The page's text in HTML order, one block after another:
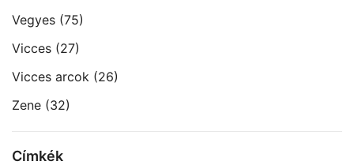
Vegyes (75)
Vicces (27)
Vicces arcok (26)
Zene (32)
Címkék